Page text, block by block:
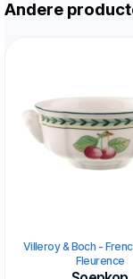
Andere
Villeroy & Boch -
Fleurence